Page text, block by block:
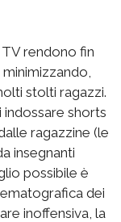
rendono fin
stolti ragazzi.
shorts
ragazzine (le
insegnanti
possibile è
dei
inoffensiva, la